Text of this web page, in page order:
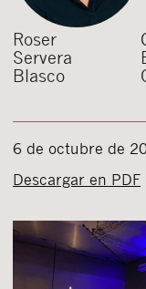
Roser
Servera
Blasco
6 de octubre de
Descargar en PDF